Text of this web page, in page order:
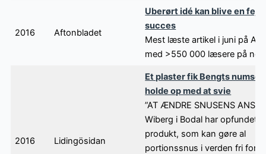
2016 Aftonbladet
Uberørt idé kan blive en
succes
Mest læste artikel i juni på
med >550 000 læsere på
2016 Lidingösidan
Et plaster fik Bengts numse
holde op med at svie
”AT ÆNDRE SNUSENS
Wiberg i Bodal har opfundet
produkt, som kan gøre al
portionssnus i verden fri for